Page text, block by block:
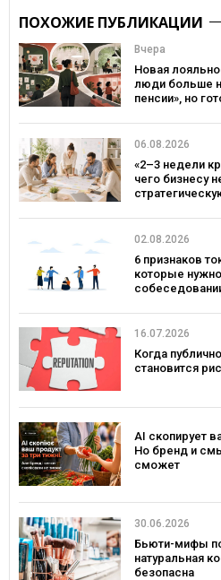
ПОХОЖИЕ ПУБЛИКАЦИИ
Вчера
Новая
люди больше
пенсии», но
06.08.2026
«2–3 недели
чего бизнесу
02.08.2026
6 признаков
которые
16.07.2026
Когда
становится
AI скопирует
Но бренд и
сможет
30.06.2026
Бьюти-мифы
натуральная
безопасна